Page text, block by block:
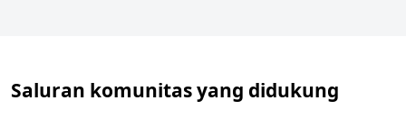
Saluran komunitas yang didukung